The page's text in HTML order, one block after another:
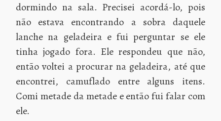
dormindo na sala. Precisei acordá-lo, pois
não estava encontrando a sobra daquele
lanche na geladeira e fui perguntar se ele
tinha jogado fora. Ele respondeu que não,
então voltei a procurar na geladeira, até que
encontrei, camuflado entre alguns itens.
Comi metade da metade e então fui falar com
ele.